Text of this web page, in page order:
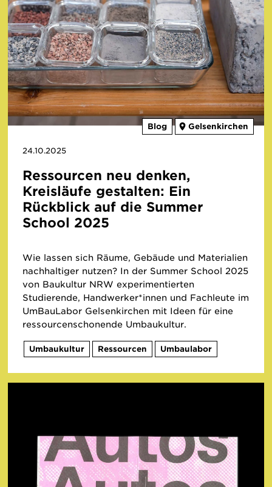
Blog Gelsenkirchen
24.10.2025
Ressourcen neu denken,
Kreisläufe gestalten: Ein
Rückblick auf die Summer
School 2025
Wie lassen sich Räume, Gebäude und Materialien
nachhaltiger nutzen? In der Summer School 2025
von Baukultur NRW experimentierten
Studierende, Handwerker*innen und Fachleute im
UmBauLabor Gelsenkirchen mit Ideen für eine
ressourcenschonende Umbaukultur.
Umbaukultur Ressourcen Umbaulabor